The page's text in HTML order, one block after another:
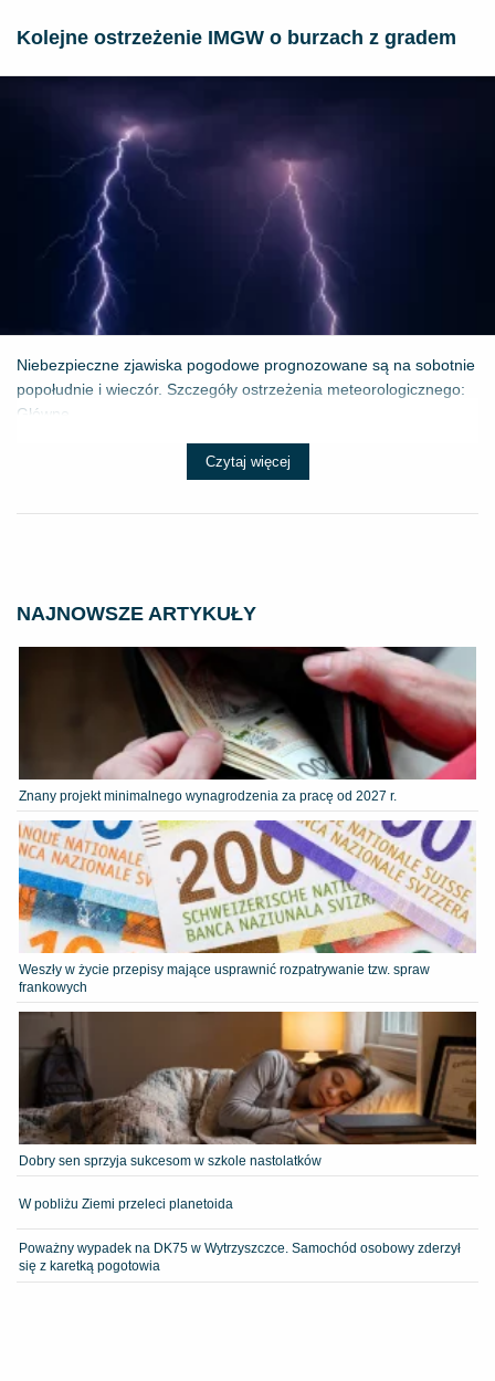
Kolejne ostrzeżenie IMGW o burzach z gradem
Niebezpieczne zjawiska pogodowe prognozowane są na sobotnie
popołudnie i wieczór. Szczegóły ostrzeżenia meteorologicznego:
Główne ...
Czytaj więcej
NAJNOWSZE ARTYKUŁY
Znany projekt minimalnego wynagrodzenia za pracę od 2027 r.
Weszły w życie przepisy mające usprawnić rozpatrywanie tzw. spraw
frankowych
Dobry sen sprzyja sukcesom w szkole nastolatków
W pobliżu Ziemi przeleci planetoida
Poważny wypadek na DK75 w Wytrzyszczce. Samochód osobowy zderzył
się z karetką pogotowia